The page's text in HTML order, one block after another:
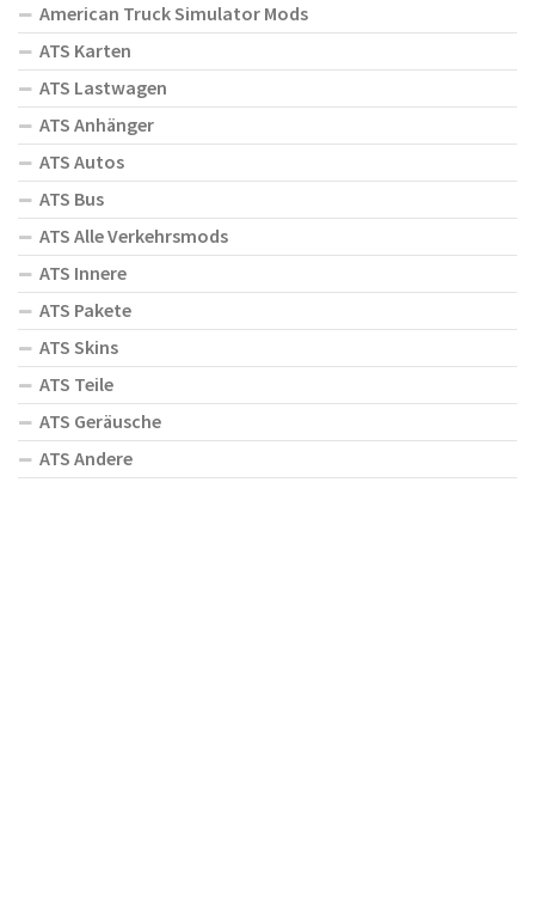
American Truck Simulator Mods
ATS Karten
ATS Lastwagen
ATS Anhänger
ATS Autos
ATS Bus
ATS Alle Verkehrsmods
ATS Innere
ATS Pakete
ATS Skins
ATS Teile
ATS Geräusche
ATS Andere